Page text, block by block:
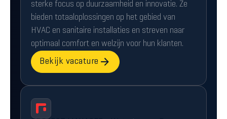
sterke focus op duurzaamheid en innovatie. Ze
bieden totaaloplossingen op het gebied van
HVAC en sanitaire installaties en streven naar
optimaal comfort en welzijn voor hun klanten.
Bekijk vacature